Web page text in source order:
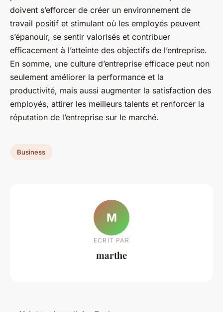
doivent s’efforcer de créer un environnement de
travail positif et stimulant où les employés peuvent
s’épanouir, se sentir valorisés et contribuer
efficacement à l’atteinte des objectifs de l’entreprise.
En somme, une culture d’entreprise efficace peut non
seulement améliorer la performance et la
productivité, mais aussi augmenter la satisfaction des
employés, attirer les meilleurs talents et renforcer la
réputation de l’entreprise sur le marché.
Business
M
ECRIT PAR
marthe